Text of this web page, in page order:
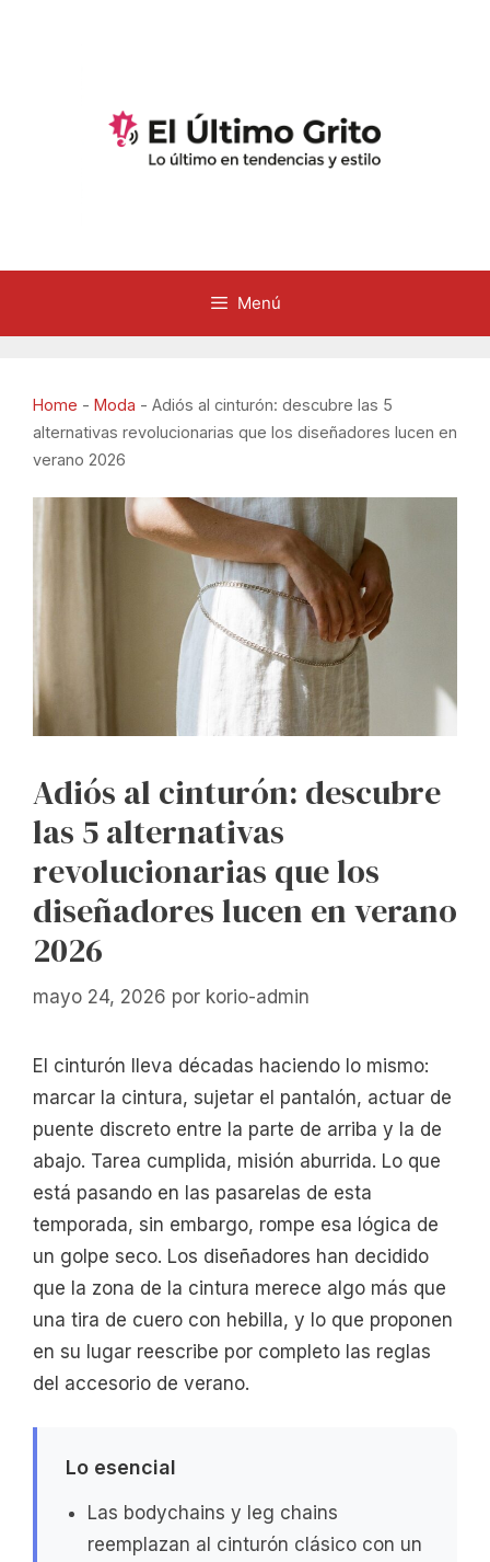
Menú
Home - Moda - Adiós al cinturón: descubre las 5
alternativas revolucionarias que los diseñadores lucen en
verano 2026
Adiós al cinturón: descubre
las 5 alternativas
revolucionarias que los
diseñadores lucen en verano
2026
mayo 24, 2026 por korio-admin
El cinturón lleva décadas haciendo lo mismo:
marcar la cintura, sujetar el pantalón, actuar de
puente discreto entre la parte de arriba y la de
abajo. Tarea cumplida, misión aburrida. Lo que
está pasando en las pasarelas de esta
temporada, sin embargo, rompe esa lógica de
un golpe seco. Los diseñadores han decidido
que la zona de la cintura merece algo más que
una tira de cuero con hebilla, y lo que proponen
en su lugar reescribe por completo las reglas
del accesorio de verano.
Lo esencial
Las bodychains y leg chains
reemplazan al cinturón clásico con un